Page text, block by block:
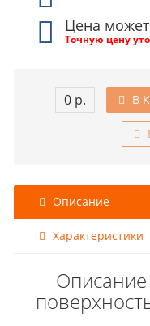
Цена
Точную цену
0 р. В
Описание
Характеристики
Описание